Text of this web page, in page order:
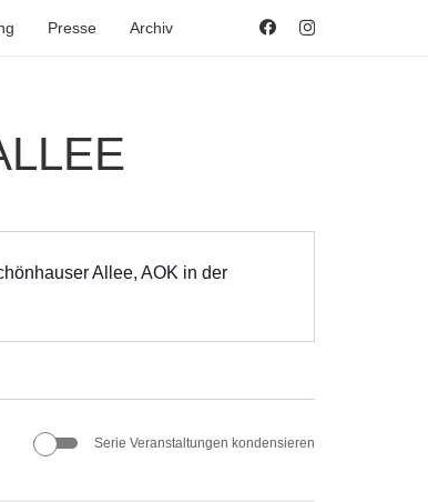
Presse Archiv
Allee, AOK in der
Serie Veranstaltungen kondensieren